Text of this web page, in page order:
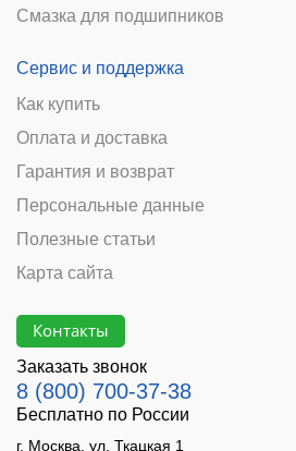
Смазка для подшипников
Сервис и поддержка
Как купить
Оплата и доставка
Гарантия и возврат
Персональные данные
Полезные статьи
Карта сайта
Контакты
Заказать звонок
8 (800) 700-37-38
Бесплатно по России
г. Москва, ул. Ткацкая 1